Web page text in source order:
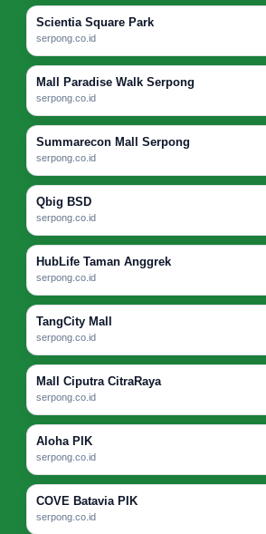
Scientia Square Park
serpong.co.id
Mall Paradise Walk Serpong
serpong.co.id
Summarecon Mall Serpong
serpong.co.id
Qbig BSD
serpong.co.id
HubLife Taman Anggrek
serpong.co.id
TangCity Mall
serpong.co.id
Mall Ciputra CitraRaya
serpong.co.id
Aloha PIK
serpong.co.id
COVE Batavia PIK
serpong.co.id